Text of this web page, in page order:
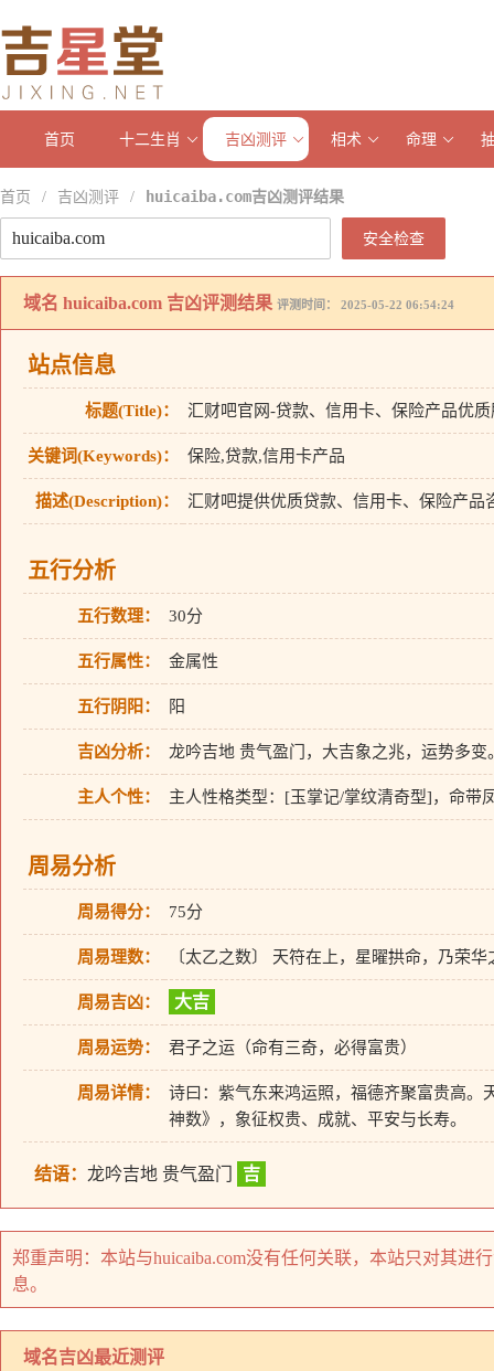
首页 十二生肖 吉凶测评 相术 命理
首页 / 吉凶测评 / huicaiba.com吉凶测评结果
安全检查
域名 huicaiba.com 吉凶评测结果 评测时间： 2025-05-22 06:54:24
站点信息
标题(Title)： 汇财吧官网-贷款、信用卡、保险产品优
关键词(Keywords)： 保险,贷款,信用卡产品
描述(Description)： 汇财吧提供优质贷款、信用卡、保险产品
五行分析
五行数理： 30分
五行属性： 金属性
五行阴阳： 阳
吉凶分析： 龙吟吉地 贵气盈门，大吉象之兆，运势多
主人个性： 主人性格类型：[玉掌记/掌纹清奇型]，命带
周易分析
周易得分： 75分
周易理数： 〔太乙之数〕 天符在上，星曜拱命，乃荣华
周易吉凶： 大吉
周易运势： 君子之运（命有三奇，必得富贵）
周易详情：
诗曰：紫气东来鸿运照，福德齐聚富贵高。
神数》，象征权贵、成就、平安与长寿。
结语： 龙吟吉地 贵气盈门 吉
郑重声明：本站与huicaiba.com没有任何关联，本站只对其
息。
域名吉凶最近测评